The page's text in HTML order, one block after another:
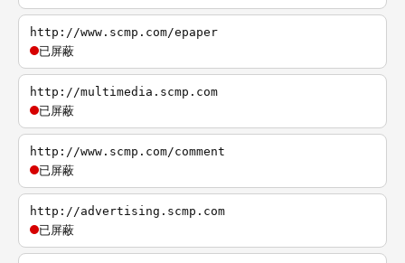
http://www.scmp.com/epaper
已屏蔽
http://multimedia.scmp.com
已屏蔽
http://www.scmp.com/comment
已屏蔽
http://advertising.scmp.com
已屏蔽